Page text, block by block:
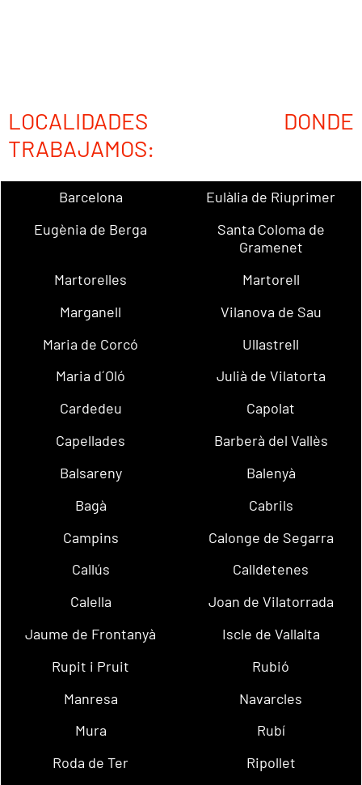
LOCALIDADES DONDE
TRABAJAMOS:
Barcelona
Eulàlia de Riuprimer
Eugènia de Berga
Santa Coloma de
Gramenet
Martorelles
Martorell
Marganell
Vilanova de Sau
Maria de Corcó
Ullastrell
Maria d´Oló
Julià de Vilatorta
Cardedeu
Capolat
Capellades
Barberà del Vallès
Balsareny
Balenyà
Bagà
Cabrils
Campins
Calonge de Segarra
Callús
Calldetenes
Calella
Joan de Vilatorrada
Jaume de Frontanyà
Iscle de Vallalta
Rupit i Pruit
Rubió
Manresa
Navarcles
Mura
Rubí
Roda de Ter
Ripollet